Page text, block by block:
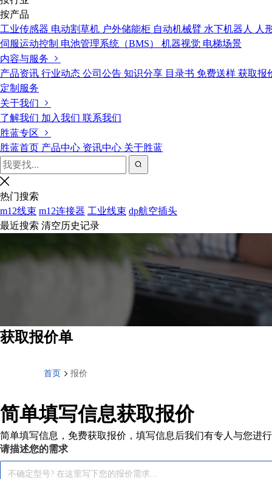
按产品
工业传感器 电动割草机 户外储能柜 自动机械臂 水下机器人
人
伺服运动控制 电池管理系统（BMS） 机器视觉 电梯场景
内容与服务
产品资讯 行业动态 公司公告 知识分享 目录书 免费送样 获取报
定制服务
关于我们
了解我们 加入我们 联系我们
胜蓝专区
胜蓝首页 产品中心 资讯中心 关于胜蓝
热门搜索
m12线束 m12连接器 工业线束 dp航空插头
最近搜索 清空历史记录
获取报价单
首页 报价
简单填写信息获取报价
简单填写信息，免费获取报价，填写信息后我们有专人与您进
请描述您的需求